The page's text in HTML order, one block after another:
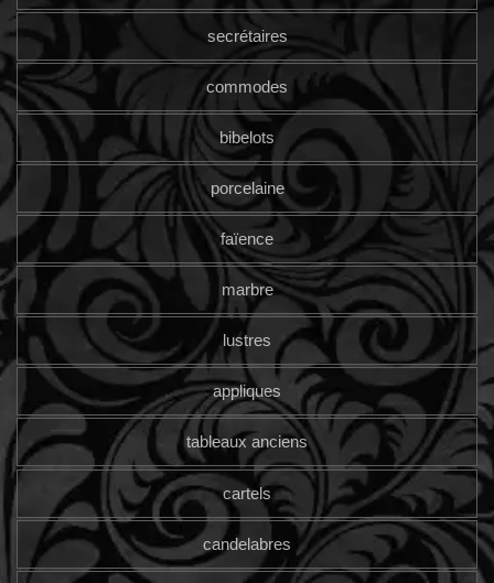
secrétaires
commodes
bibelots
porcelaine
faïence
marbre
lustres
appliques
tableaux anciens
cartels
candelabres